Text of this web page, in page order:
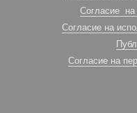
Согласие на
Согласие на
Согласие на